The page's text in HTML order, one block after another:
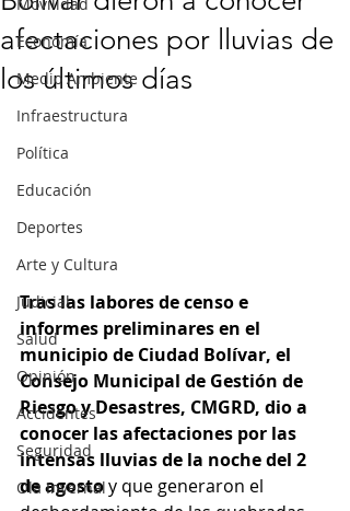
Economía
Medio Ambiente
Infraestructura
Política
Educación
Deportes
Arte y Cultura
Judicial
Salud
Opinión
Accidentes
Seguridad
Ola Invernal
afectaciones por lluvias de
los últimos días
Tras las labores de censo e
informes preliminares en el
municipio de Ciudad Bolívar, el
Consejo Municipal de Gestión de
Riesgo y Desastres, CMGRD, dio a
conocer las afectaciones por las
intensas lluvias de la noche del 2
de agosto y que generaron el